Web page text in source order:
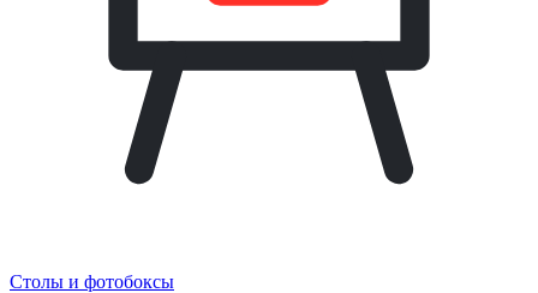
Столы и фотобоксы